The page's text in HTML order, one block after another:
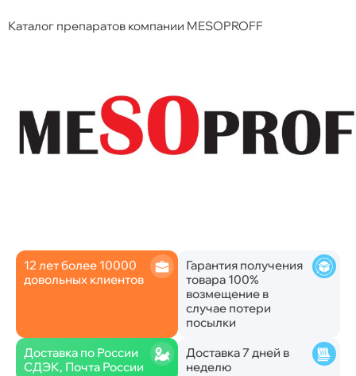
Каталог препаратов компании MESOPROFF
12 лет более 10000
довольных клиентов
Гарантия получения
товара 100%
возмещение в
случае потери
посылки
Доставка по России
СДЭК, Почта России
Доставка 7 дней в
неделю